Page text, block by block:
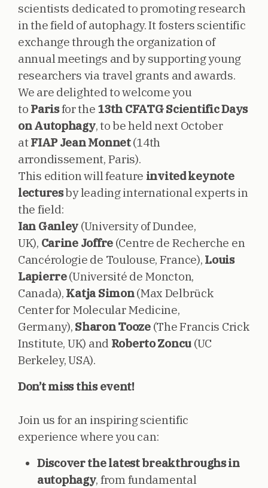
scientists dedicated to promoting research
in the field of autophagy. It fosters scientific
exchange through the organization of
annual meetings and by supporting young
researchers via travel grants and awards.
We are delighted to welcome you
to Parisfor the 13th CFATG Scientific Days
on Autophagy, to be held next October
atFIAP Jean Monnet(14th
arrondissement, Paris).
This edition will feature invited keynote
lecturesby leading international experts in
the field:
Ian Ganley (University of Dundee,
UK), Carine Joffre(Centre de Recherche en
Cancérologie de Toulouse, France), Louis
Lapierre(Université de Moncton,
Canada), Katja Simon(Max Delbrück
Center for Molecular Medicine,
Germany), Sharon Tooze(The Francis Crick
Institute, UK) and Roberto Zoncu (UC
Berkeley, USA).
Don’t miss this event!
Join us for an inspiring scientific
experience where you can:
Discover the latest breakthroughs in
autophagy, from fundamental